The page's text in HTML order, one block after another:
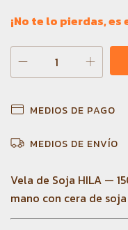
¡No te lo pierdas,
MEDIOS DE PAGO
MEDIOS DE ENVÍO
Vela de Soja HILA —
mano con cera de